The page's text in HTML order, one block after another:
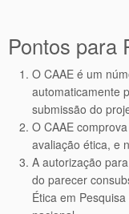
Pontos para
O CAAE é um
automaticamente
submissão do
O CAAE
avaliação ética, e
A autorização
do parecer
Ética em